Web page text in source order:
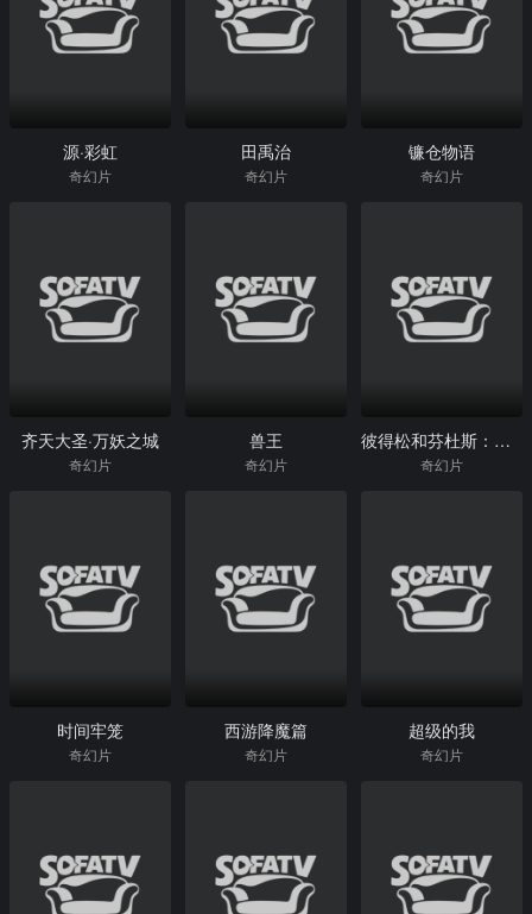
源·彩虹
奇幻片
田禹治
奇幻片
镰仓物语
奇幻片
齐天大圣·万妖之城
奇幻片
兽王
奇幻片
彼得松和芬杜斯：小活宝-忘年交
奇幻片
时间牢笼
奇幻片
西游降魔篇
奇幻片
超级的我
奇幻片